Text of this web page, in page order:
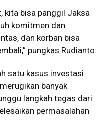
kita bisa panggil Jaksa
komitmen dan
dan korban bisa
pungkas Rudianto.
satu kasus investasi
banyak
langkah tegas dari
permasalahan